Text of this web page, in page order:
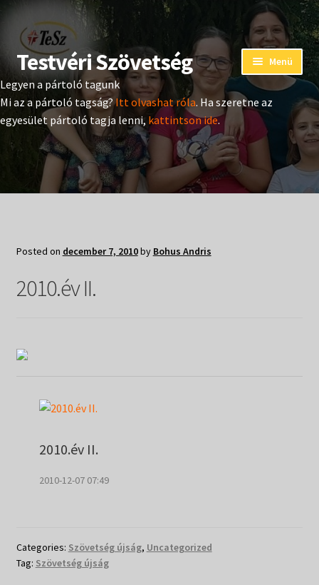
Ugrás
a
navigációhoz
Kilépés
a
tartalomba
Testvéri Szövetség Menü
Eseménynaptár
Adományozás
Pártoló tag belépés
Hírek
Kiadványok
Csendesnapok
Legyen a pártoló tagunk
Mi az a pártoló tagság?Itt olvashat róla. Ha szeretne az
egyesület pártoló tagja lenni, kattintson ide.
Posted on december 7, 2010by Bohus Andris
2010.év II.
2010.év II.
2010-12-07 07:49
Categories: Szövetség újság, Uncategorized
Tag: Szövetség újság